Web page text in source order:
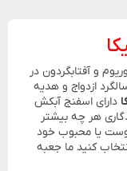
و آفتابگردون در
ازدواج و هدیه
دارای اسفنج آبکش
هر چه بیشتر
یا محبوب خود
کنید ما جعبه